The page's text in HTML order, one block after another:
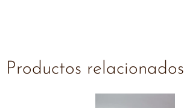
Productos relacionados